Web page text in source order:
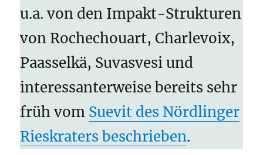
u.a. von den Impakt-Strukturen
von Rochechouart, Charlevoix,
Paasselkä, Suvasvesi und
interessanterweise bereits sehr
früh vom Suevit des Nördlinger
Rieskraters beschrieben.